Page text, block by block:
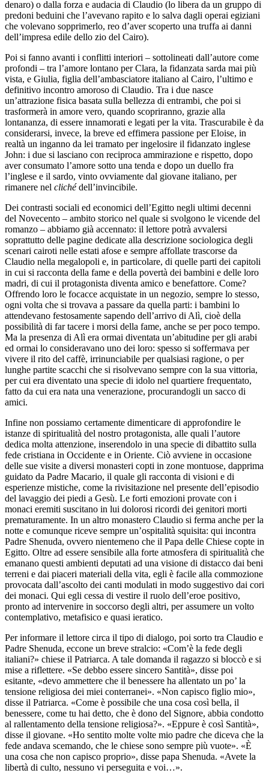
denaro) o dalla forza e audacia di Claudio (lo libera da un gruppo di
predoni beduini che l’avevano rapito e lo salva dagli operai egiziani
che volevano sopprimerlo, reo d’aver scoperto una truffa ai danni
dell’impresa edile dello zio del Cairo).
Poi si fanno avanti i conflitti interiori – sottolineati dall’autore come
profondi – tra l’amore lontano per Clara, la fidanzata sarda mai più
vista, e Giulia, figlia dell’ambasciatore italiano al Cairo, l’ultimo e
definitivo incontro amoroso di Claudio. Tra i due nasce
un’attrazione fisica basata sulla bellezza di entrambi, che poi si
trasformerà in amore vero, quando scopriranno, grazie alla
lontananza, di essere innamorati e legati per la vita. Trascurabile è da
considerarsi, invece, la breve ed effimera passione per Eloise, in
realtà un inganno da lei tramato per ingelosire il fidanzato inglese
John: i due si lasciano con reciproca ammirazione e rispetto, dopo
aver consumato l’amore sotto una tenda e dopo un duello fra
l’inglese e il sardo, vinto ovviamente dal giovane italiano, per
rimanere nel clichédell’invincibile.
Dei contrasti sociali ed economici dell’Egitto negli ultimi decenni
del Novecento – ambito storico nel quale si svolgono le vicende del
romanzo – abbiamo già accennato: il lettore potrà avvalersi
soprattutto delle pagine dedicate alla descrizione sociologica degli
scenari cairoti nelle estati afose e sempre affollate trascorse da
Claudio nella megalopoli e, in particolare, di quelle parti dei capitoli
in cui si racconta della fame e della povertà dei bambini e delle loro
madri, di cui il protagonista diventa amico e benefattore. Come?
Offrendo loro le focacce acquistate in un negozio, sempre lo stesso,
ogni volta che si trovava a passare da quella parti: i bambini lo
attendevano festosamente sapendo dell’arrivo di Alì, cioè della
possibilità di far tacere i morsi della fame, anche se per poco tempo.
Ma la presenza di Alì era ormai diventata un’abitudine per gli arabi
ed ormai lo consideravano uno dei loro: spesso si soffermava per
vivere il rito del caffè, irrinunciabile per qualsiasi ragione, o per
lunghe partite scacchi che si risolvevano sempre con la sua vittoria,
per cui era diventato una specie di idolo nel quartiere frequentato,
fatto da cui era nata una venerazione, procurandogli un sacco di
amici.
Infine non possiamo certamente dimenticare di approfondire le
istanze di spiritualità del nostro protagonista, alle quali l’autore
dedica molta attenzione, inserendolo in una specie di dibattito sulla
fede cristiana in Occidente e in Oriente. Ciò avviene in occasione
delle sue visite a diversi monasteri copti in zone montuose, dapprima
guidato da Padre Macario, il quale gli racconta di visioni e di
esperienze mistiche, come la rivisitazione nel presente dell’episodio
del lavaggio dei piedi a Gesù. Le forti emozioni provate con i
monaci eremiti suscitano in lui dolorosi ricordi dei genitori morti
prematuramente. In un altro monastero Claudio si ferma anche per la
notte e comunque riceve sempre un’ospitalità squisita: qui incontra
Padre Shenuda, ovvero nientemeno che il Papa delle Chiese copte in
Egitto. Oltre ad essere sensibile alla forte atmosfera di spiritualità che
emanano questi ambienti deputati ad una visione di distacco dai beni
terreni e dai piaceri materiali della vita, egli è facile alla commozione
provocata dall’ascolto dei canti modulati in modo suggestivo dai cori
dei monaci. Qui egli cessa di vestire il ruolo dell’eroe positivo,
pronto ad intervenire in soccorso degli altri, per assumere un volto
contemplativo, metafisico e quasi ieratico.
Per informare il lettore circa il tipo di dialogo, poi sorto tra Claudio e
Padre Shenuda, eccone un breve stralcio: «Com’è la fede degli
italiani?» chiese il Patriarca. A tale domanda il ragazzo si bloccò e si
mise a riflettere. «Se debbo essere sincero Santità», disse poi
esitante, «devo ammettere che il benessere ha allentato un po’ la
tensione religiosa dei miei conterranei». «Non capisco figlio mio»,
disse il Patriarca. «Come è possibile che una cosa così bella, il
benessere, come tu hai detto, che è dono del Signore, abbia condotto
al rallentamento della tensione religiosa?». «Eppure è così Santità»,
disse il giovane. «Ho sentito molte volte mio padre che diceva che la
fede andava scemando, che le chiese sono sempre più vuote». «È
una cosa che non capisco proprio», disse papa Shenuda. «Avete la
libertà di culto, nessuno vi perseguita e voi…».